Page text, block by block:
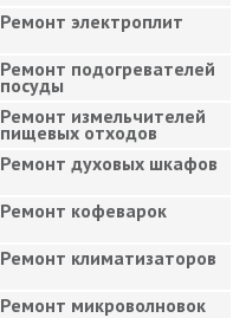
Ремонт электроплит
Ремонт подогревателей
посуды
Ремонт измельчителей
пищевых отходов
Ремонт духовых шкафов
Ремонт кофеварок
Ремонт климатизаторов
Ремонт микроволновок